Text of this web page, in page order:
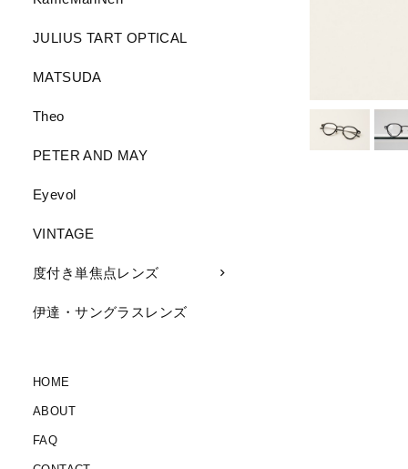
JULIUS TART OPTICAL
MATSUDA
Theo
PETER AND MAY
Eyevol
VINTAGE
度付き単焦点レンズ
伊達・サングラスレンズ
HOME
ABOUT
FAQ